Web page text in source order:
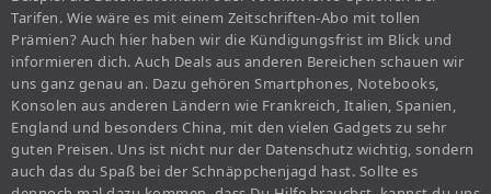
Tarifen. Wie wäre es mit einem Zeitschriften-Abo mit tollen
Prämien? Auch hier haben wir die Kündigungsfrist im Blick und
informieren dich. Auch Deals aus anderen Bereichen schauen wir
uns ganz genau an. Dazu gehören Smartphones, Notebooks,
Konsolen aus anderen Ländern wie Frankreich, Italien, Spanien,
England und besonders China, mit den vielen Gadgets zu sehr
guten Preisen. Uns ist nicht nur der Datenschutz wichtig, sondern
auch das du Spaß bei der Schnäppchenjagd hast. Sollte es